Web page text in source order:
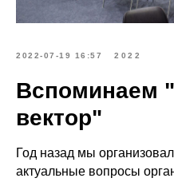
2022-07-19 16:57 2022
Вспоминаем
вектор"
Год назад мы
актуальные вопросы